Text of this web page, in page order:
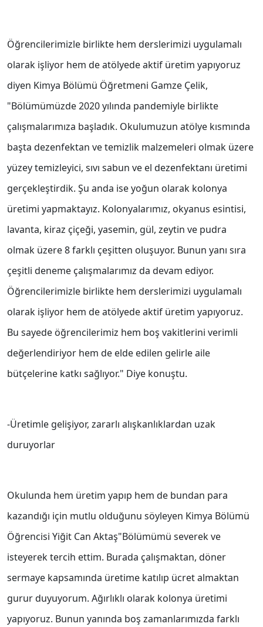
Öğrencilerimizle birlikte hem derslerimizi uygulamalı
olarak işliyor hem de atölyede aktif üretim yapıyoruz
diyen Kimya Bölümü Öğretmeni Gamze Çelik,
"Bölümümüzde 2020 yılında pandemiyle birlikte
çalışmalarımıza başladık. Okulumuzun atölye kısmında
başta dezenfektan ve temizlik malzemeleri olmak üzere
yüzey temizleyici, sıvı sabun ve el dezenfektanı üretimi
gerçekleştirdik. Şu anda ise yoğun olarak kolonya
üretimi yapmaktayız. Kolonyalarımız, okyanus esintisi,
lavanta, kiraz çiçeği, yasemin, gül, zeytin ve pudra
olmak üzere 8 farklı çeşitten oluşuyor. Bunun yanı sıra
çeşitli deneme çalışmalarımız da devam ediyor.
Öğrencilerimizle birlikte hem derslerimizi uygulamalı
olarak işliyor hem de atölyede aktif üretim yapıyoruz.
Bu sayede öğrencilerimiz hem boş vakitlerini verimli
değerlendiriyor hem de elde edilen gelirle aile
bütçelerine katkı sağlıyor." Diye konuştu.
-Üretimle gelişiyor, zararlı alışkanlıklardan uzak
duruyorlar
Okulunda hem üretim yapıp hem de bundan para
kazandığı için mutlu olduğunu söyleyen Kimya Bölümü
Öğrencisi Yiğit Can Aktaş"Bölümümü severek ve
isteyerek tercih ettim. Burada çalışmaktan, döner
sermaye kapsamında üretime katılıp ücret almaktan
gurur duyuyorum. Ağırlıklı olarak kolonya üretimi
yapıyoruz. Bunun yanında boş zamanlarımızda farklı